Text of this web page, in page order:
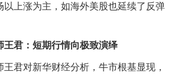
以上涨为主，如海外美股也延续了反弹
王君：短期行情向极致演绎
君对新华财经分析，牛市根基显现，